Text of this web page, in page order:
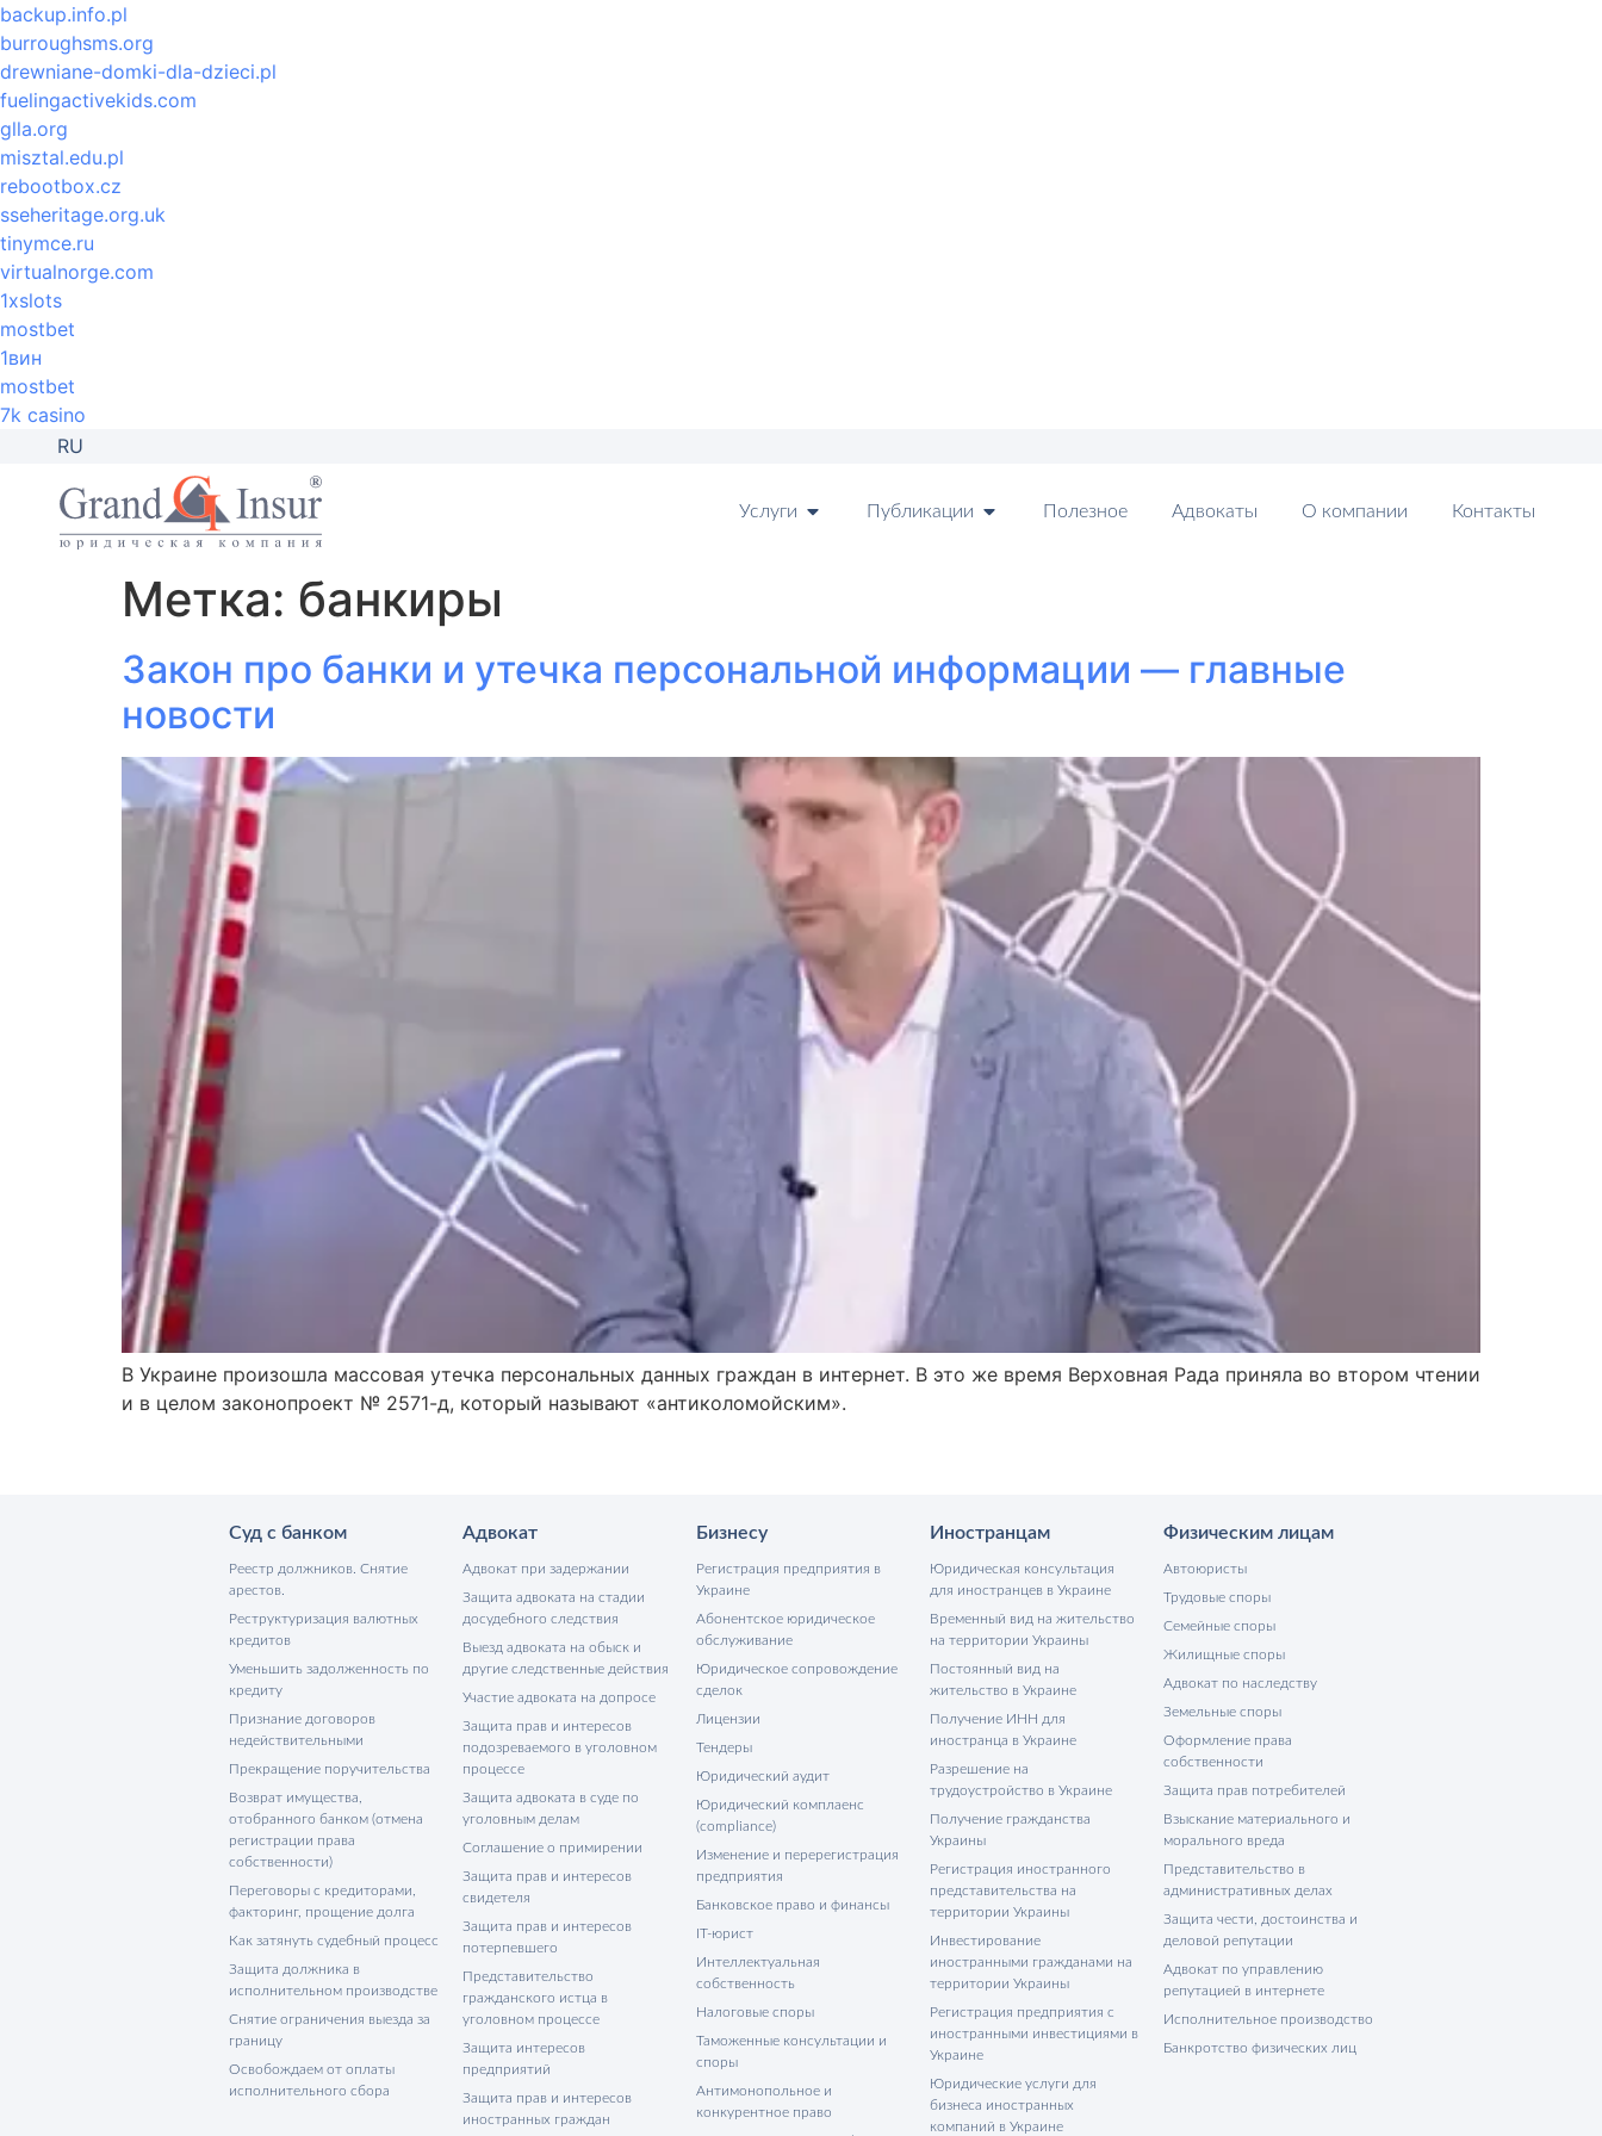
backup.info.pl
burroughsms.org
drewniane-domki-dla-dzieci.pl
fuelingactivekids.com
glla.org
misztal.edu.pl
rebootbox.cz
sseheritage.org.uk
tinymce.ru
virtualnorge.com
1xslots
mostbet
1вин
mostbet
7k casino
RU
Услуги Публикации Полезное Адвокаты О компании Контакты
Метка: банкиры
Закон про банки и утечка персональной информации — главные
новости
В Украине произошла массовая утечка персональных данных граждан в интернет. В это же время Верховная Рада приняла во втором чтении
и в целом законопроект № 2571-д, который называют «антиколомойским».
Суд с банком
Реестр должников. Снятие
арестов.
Реструктуризация валютных
кредитов
Уменьшить задолженность по
кредиту
Признание договоров
недействительными
Прекращение поручительства
Возврат имущества,
отобранного банком (отмена
регистрации права
собственности)
Переговоры с кредиторами,
факторинг, прощение долга
Как затянуть судебный процесс
Защита должника в
исполнительном производстве
Снятие ограничения выезда за
границу
Освобождаем от оплаты
исполнительного сбора
Адвокат
Адвокат при задержании
Защита адвоката на стадии
досудебного следствия
Выезд адвоката на обыск и
другие следственные действия
Участие адвоката на допросе
Защита прав и интересов
подозреваемого в уголовном
процессе
Защита адвоката в суде по
уголовным делам
Соглашение о примирении
Защита прав и интересов
свидетеля
Защита прав и интересов
потерпевшего
Представительство
гражданского истца в
уголовном процессе
Защита интересов
предприятий
Защита прав и интересов
иностранных граждан
Бизнесу
Регистрация предприятия в
Украине
Абонентское юридическое
обслуживание
Юридическое сопровождение
сделок
Лицензии
Тендеры
Юридический аудит
Юридический комплаенс
(compliance)
Изменение и перерегистрация
предприятия
Банковское право и финансы
IT-юрист
Интеллектуальная
собственность
Налоговые споры
Таможенные консультации и
споры
Антимонопольное и
конкурентное право
Иностранцам
Юридическая консультация
для иностранцев в Украине
Временный вид на жительство
на территории Украины
Постоянный вид на
жительство в Украине
Получение ИНН для
иностранца в Украине
Разрешение на
трудоустройство в Украине
Получение гражданства
Украины
Регистрация иностранного
представительства на
территории Украины
Инвестирование
иностранными гражданами на
территории Украины
Регистрация предприятия с
иностранными инвестициями в
Украине
Юридические услуги для
бизнеса иностранных
компаний в Украине
Физическим лицам
Автоюристы
Трудовые споры
Семейные споры
Жилищные споры
Адвокат по наследству
Земельные споры
Оформление права
собственности
Защита прав потребителей
Взыскание материального и
морального вреда
Представительство в
административных делах
Защита чести, достоинства и
деловой репутации
Адвокат по управлению
репутацией в интернете
Исполнительное производство
Банкротство физических лиц